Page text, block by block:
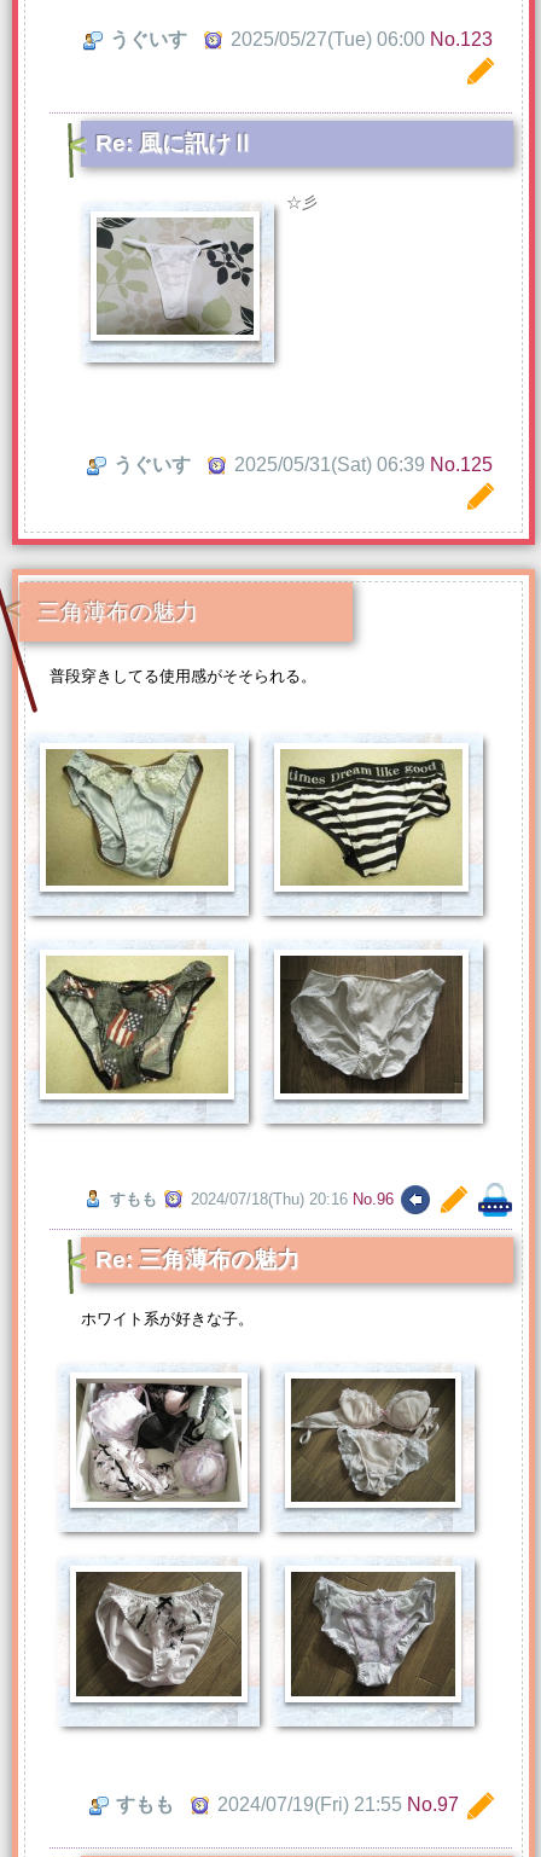
うぐいす 2025/05/27(Tue) 06:00 No.123
Re: 風に訊けⅡ
☆彡
うぐいす 2025/05/31(Sat) 06:39 No.125
三角薄布の魅力
普段穿きしてる使用感がそそられる。
すもも 2024/07/18(Thu) 20:16 No.96
Re: 三角薄布の魅力
ホワイト系が好きな子。
すもも 2024/07/19(Fri) 21:55 No.97